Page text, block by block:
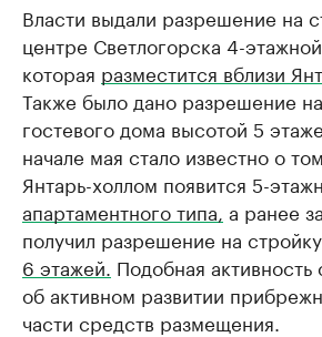
Власти выдали разрешение на
центре Светлогорска 4-
которая разместится вблизи
Также было дано разрешение
гостевого дома высотой 5
начале мая стало известно о
Янтарь-холлом появится 5-
апартаментного типа, а ранее
получил разрешение на стройку
6 этажей. Подобная активность
об активном развитии
части средств размещения.